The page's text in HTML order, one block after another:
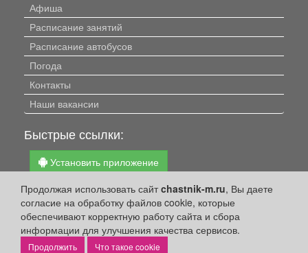
Продолжая использовать сайтchastnik-m.ru, Вы даете
согласие на обработку файлов cookie, которые
обеспечивают корректную работу сайта и сбора
информации для улучшения качества сервисов.
Что такое cookie
Афиша
Расписание занятий
Расписание автобусов
Погода
Контакты
Наши вакансии
Быстрые ссылки:
Установить приложение
Личный кабинет
Подать объявление
Подать объявление в газету
Поздравить